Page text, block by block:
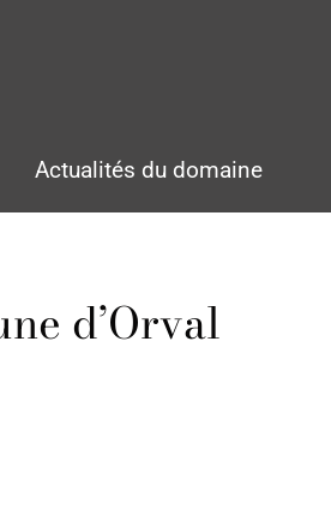
Actualités du domaine
d’Orval